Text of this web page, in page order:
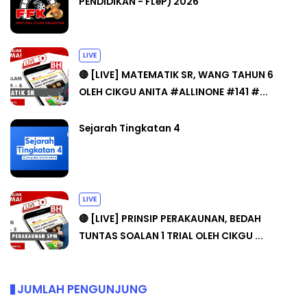
LIVE
🔴 [LIVE] MATEMATIK SR, WANG TAHUN 6
OLEH CIKGU ANITA #ALLINONE #141 #...
Sejarah Tingkatan 4
LIVE
🔴 [LIVE] PRINSIP PERAKAUNAN, BEDAH
TUNTAS SOALAN 1 TRIAL OLEH CIKGU ...
JUMLAH PENGUNJUNG